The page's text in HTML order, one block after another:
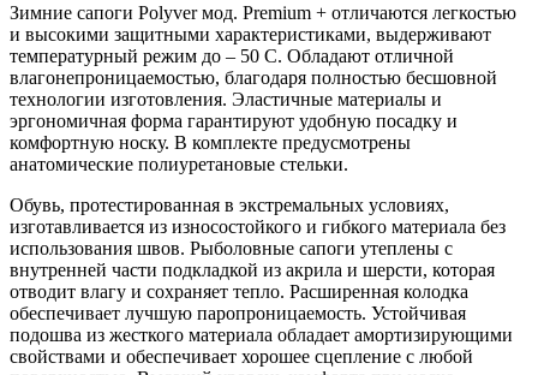
Зимние сапоги Polyver мод. Premium + отличаются легкостью
и высокими защитными характеристиками, выдерживают
температурный режим до – 50 С. Обладают отличной
влагонепроницаемостью, благодаря полностью бесшовной
технологии изготовления. Эластичные материалы и
эргономичная форма гарантируют удобную посадку и
комфортную носку. В комплекте предусмотрены
анатомические полиуретановые стельки.
Обувь, протестированная в экстремальных условиях,
изготавливается из износостойкого и гибкого материала без
использования швов. Рыболовные сапоги утеплены с
внутренней части подкладкой из акрила и шерсти, которая
отводит влагу и сохраняет тепло. Расширенная колодка
обеспечивает лучшую паропроницаемость. Устойчивая
подошва из жесткого материала обладает амортизирующими
свойствами и обеспечивает хорошее сцепление с любой